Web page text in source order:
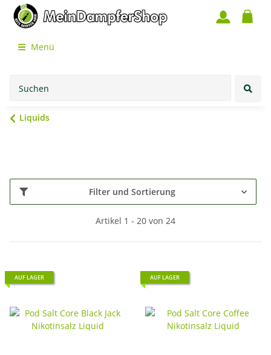
Menü
Liquids
Filter und Sortierung
Artikel 1 - 20 von 24
AUF LAGER AUF LAGER